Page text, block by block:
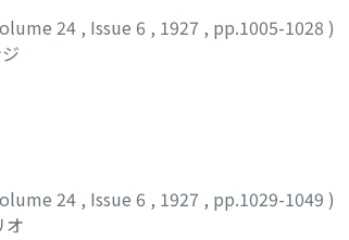
24 , Issue 6 , 1927 , pp.1005-1028 )
24 , Issue 6 , 1927 , pp.1029-1049 )
オ